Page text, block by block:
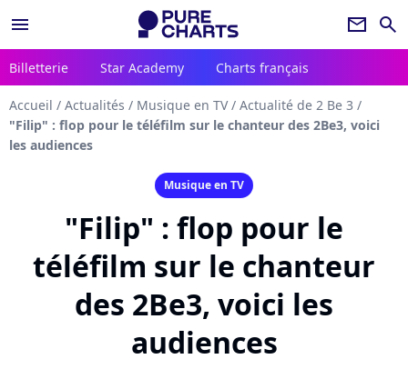
menu newsletter search
Billetterie Star Academy Charts français
Accueil / Actualités / Musique en TV / Actualité de 2 Be 3 /
"Filip" : flop pour le téléfilm sur le chanteur des 2Be3, voici
les audiences
Musique en TV
"Filip" : flop pour le
téléfilm sur le chanteur
des 2Be3, voici les
audiences